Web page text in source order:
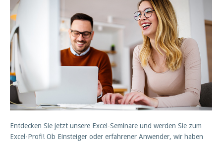
Entdecken Sie jetzt unsere Excel-Seminare und werden Sie zum
Excel-Profi! Ob Einsteiger oder erfahrener Anwender, wir haben